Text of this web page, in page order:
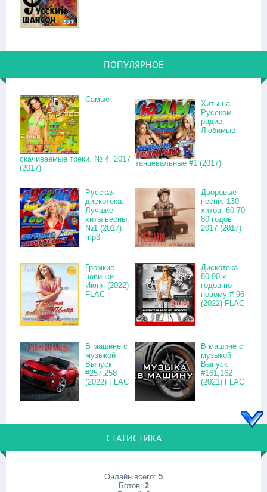
ПОПУЛЯРНОЕ
Самые
скачиваемые треки. № 4. 2017
(2017)
Хиты на
Русском
радио.
Любимые
танцевальные #1 (2017)
Русская
дискотека.
Лучшие
хиты весны.
№1 (2017)
mp3
Дворовые
песни. 130
хитов. 60-70-
80 годов
2017 (2017)
Громкие
новинки
Июня (2022)
FLAC
Дискотека
80-90-х
годов по-
новому # 96
(2022) FLAC
В машине с
музыкой
Выпуск
#257,258
(2022) FLAC
В машине с
музыкой
Выпуск
#161,162
(2021) FLAC
СТАТИСТИКА
Онлайн всего: 5
Ботов: 2